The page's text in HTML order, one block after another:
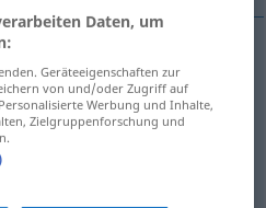
stegnuti
Daten, um
Geräteeigenschaften zur
von und/oder Zugriff auf
Werbung und Inhalte,
Zielgruppenforschung und